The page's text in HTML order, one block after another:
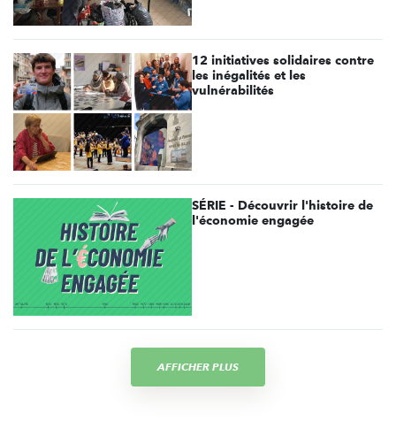
12 initiatives solidaires contre
les inégalités et les
vulnérabilités
SÉRIE - Découvrir l'histoire de
l'économie engagée
AFFICHER PLUS